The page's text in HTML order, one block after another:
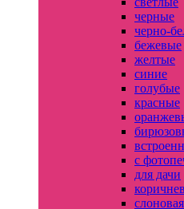
черные
черно-
бежевые
желтые
синие
голубые
красные
с
для дачи